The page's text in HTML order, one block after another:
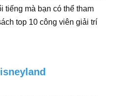
tiếng mà bạn có thể tham
top 10 công viên giải trí